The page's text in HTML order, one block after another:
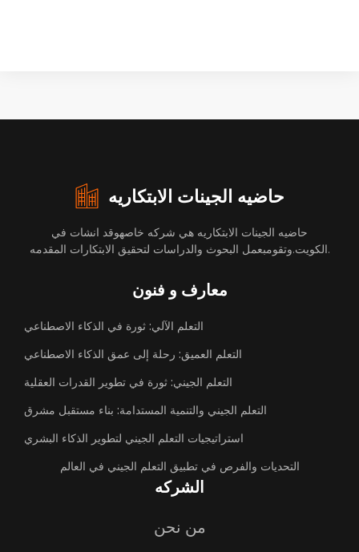
حاضيه الجينات الابتكاريه
حاضيه الجينات الابتكاريه هي شركه خاصهوقد انشات في
الكويت.وتقومبعمل البحوث والدراسات لتحقيق الابتكارات المقدمه.
معارف و فنون
التعلم الآلي: ثورة في الذكاء الاصطناعي
التعلم العميق: رحلة إلى عمق الذكاء الاصطناعي
التعلم الجيني: ثورة في تطوير القدرات العقلية
التعلم الجيني والتنمية المستدامة: بناء مستقبل مشرق
استراتيجيات التعلم الجيني لتطوير الذكاء البشري
التحديات والفرص في تطبيق التعلم الجيني في العالم
الشركه
من نحن